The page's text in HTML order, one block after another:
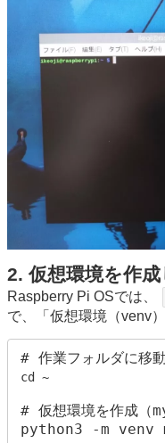
2. 仮想環境を作
Raspberry Pi OSでは、
で、「仮想環境（venv
cd ~
# 仮想環境を作成（
python3 -m venv